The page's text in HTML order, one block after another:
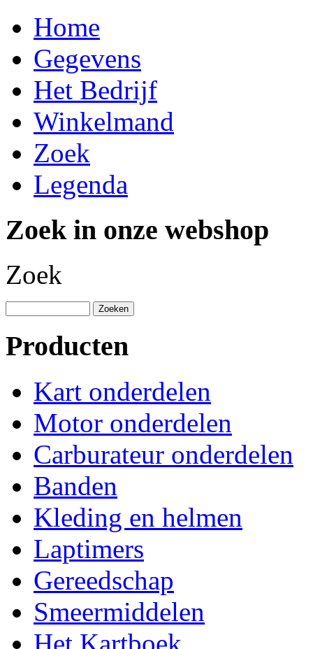
Home
Gegevens
Het Bedrijf
Winkelmand
Zoek
Legenda
Zoek in onze webshop
Zoek
Producten
Kart onderdelen
Motor onderdelen
Carburateur onderdelen
Banden
Kleding en helmen
Laptimers
Gereedschap
Smeermiddelen
Het Kartboek